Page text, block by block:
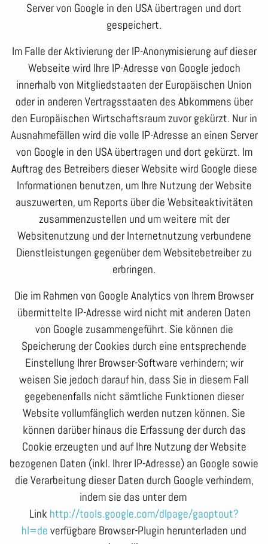
Server von Google in den USA übertragen und dort
gespeichert.
Im Falle der Aktivierung der IP-Anonymisierung auf dieser
Webseite wird Ihre IP-Adresse von Google jedoch
innerhalb von Mitgliedstaaten der Europäischen Union
oder in anderen Vertragsstaaten des Abkommens über
den Europäischen Wirtschaftsraum zuvor gekürzt. Nur in
Ausnahmefällen wird die volle IP-Adresse an einen Server
von Google in den USA übertragen und dort gekürzt. Im
Auftrag des Betreibers dieser Website wird Google diese
Informationen benutzen, um Ihre Nutzung der Website
auszuwerten, um Reports über die Websiteaktivitäten
zusammenzustellen und um weitere mit der
Websitenutzung und der Internetnutzung verbundene
Dienstleistungen gegenüber dem Websitebetreiber zu
erbringen.
Die im Rahmen von Google Analytics von Ihrem Browser
übermittelte IP-Adresse wird nicht mit anderen Daten
von Google zusammengeführt. Sie können die
Speicherung der Cookies durch eine entsprechende
Einstellung Ihrer Browser-Software verhindern; wir
weisen Sie jedoch darauf hin, dass Sie in diesem Fall
gegebenenfalls nicht sämtliche Funktionen dieser
Website vollumfänglich werden nutzen können. Sie
können darüber hinaus die Erfassung der durch das
Cookie erzeugten und auf Ihre Nutzung der Website
bezogenen Daten (inkl. Ihrer IP-Adresse) an Google sowie
die Verarbeitung dieser Daten durch Google verhindern,
indem sie das unter dem
Link http://tools.google.com/dlpage/gaoptout?
hl=de verfügbare Browser-Plugin herunterladen und